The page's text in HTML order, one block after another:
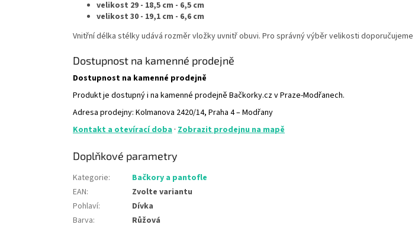
velikost 29 - 18,5 cm - 6,5 cm
velikost 30 - 19,1 cm - 6,6 cm
Vnitřní délka stélky udává rozměr vložky uvnitř obuvi. Pro správný výběr velikosti doporučujeme
Dostupnost na kamenné prodejně
Dostupnost na kamenné prodejně
Produkt je dostupný i na kamenné prodejně Bačkorky.cz v Praze-Modřanech.
Adresa prodejny: Kolmanova 2420/14, Praha 4 – Modřany
Kontakt a otevírací doba · Zobrazit prodejnu na mapě
Doplňkové parametry
Kategorie:
Bačkory a pantofle
EAN:
Zvolte variantu
Pohlaví:
Dívka
Barva: Růžová